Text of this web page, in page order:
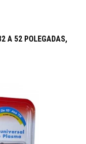
A 52 POLEGADAS,